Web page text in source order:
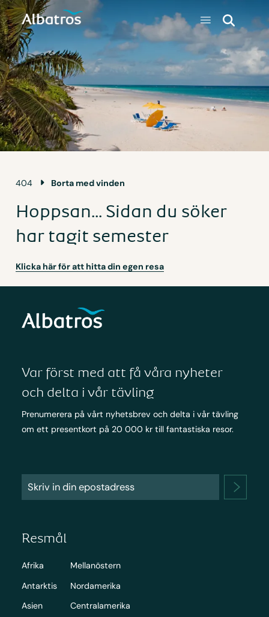
404 Borta med vinden
Hoppsan... Sidan du söker
har tagit semester
Klicka här för att hitta din egen resa
Var först med att få våra nyheter
och delta i vår tävling
Prenumerera på vårt nyhetsbrev och delta i vår tävling
om ett presentkort på 20 000 kr till fantastiska resor.
Resmål
Afrika
Antarktis
Asien
Mellanöstern
Nordamerika
Centralamerika